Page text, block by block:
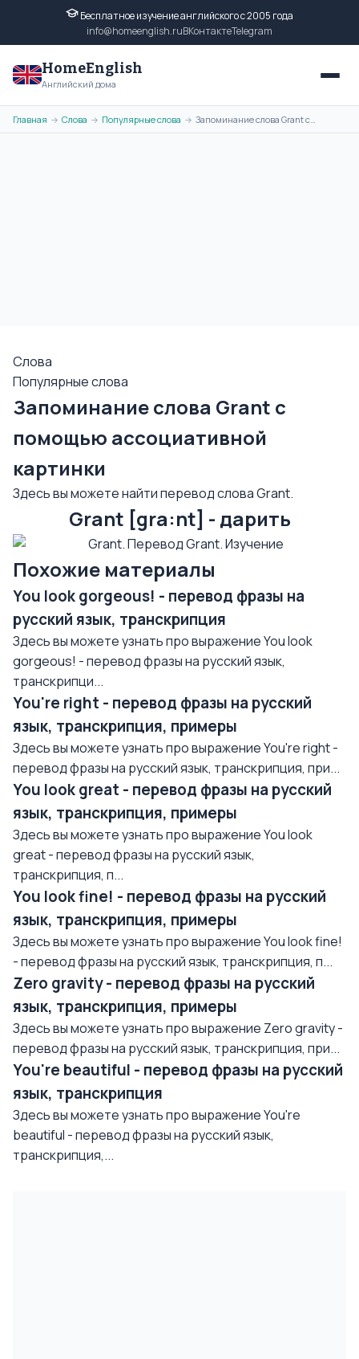
Бесплатное изучение английского с 2005 года
info@homeenglish.ruВКонтактеTelegram
HomeEnglish
Английский дома
Главная → Слова → Популярные слова → Запоминание слова Grant с помощью ассоциативной картинки
Слова
Популярные слова
Запоминание слова Grant с
помощью ассоциативной
картинки
Здесь вы можете найти перевод слова Grant.
Grant [gra:nt] - дарить
Похожие материалы
You look gorgeous! - перевод фразы на
русский язык, транскрипция
Здесь вы можете узнать про выражение You look
gorgeous! - перевод фразы на русский язык,
транскрипци...
You're right - перевод фразы на русский
язык, транскрипция, примеры
Здесь вы можете узнать про выражение You're right -
перевод фразы на русский язык, транскрипция, при...
You look great - перевод фразы на русский
язык, транскрипция, примеры
Здесь вы можете узнать про выражение You look
great - перевод фразы на русский язык,
транскрипция, п...
You look fine! - перевод фразы на русский
язык, транскрипция, примеры
Здесь вы можете узнать про выражение You look fine!
- перевод фразы на русский язык, транскрипция, п...
Zero gravity - перевод фразы на русский
язык, транскрипция, примеры
Здесь вы можете узнать про выражение Zero gravity -
перевод фразы на русский язык, транскрипция, при...
You're beautiful - перевод фразы на русский
язык, транскрипция
Здесь вы можете узнать про выражение You're
beautiful - перевод фразы на русский язык,
транскрипция,...